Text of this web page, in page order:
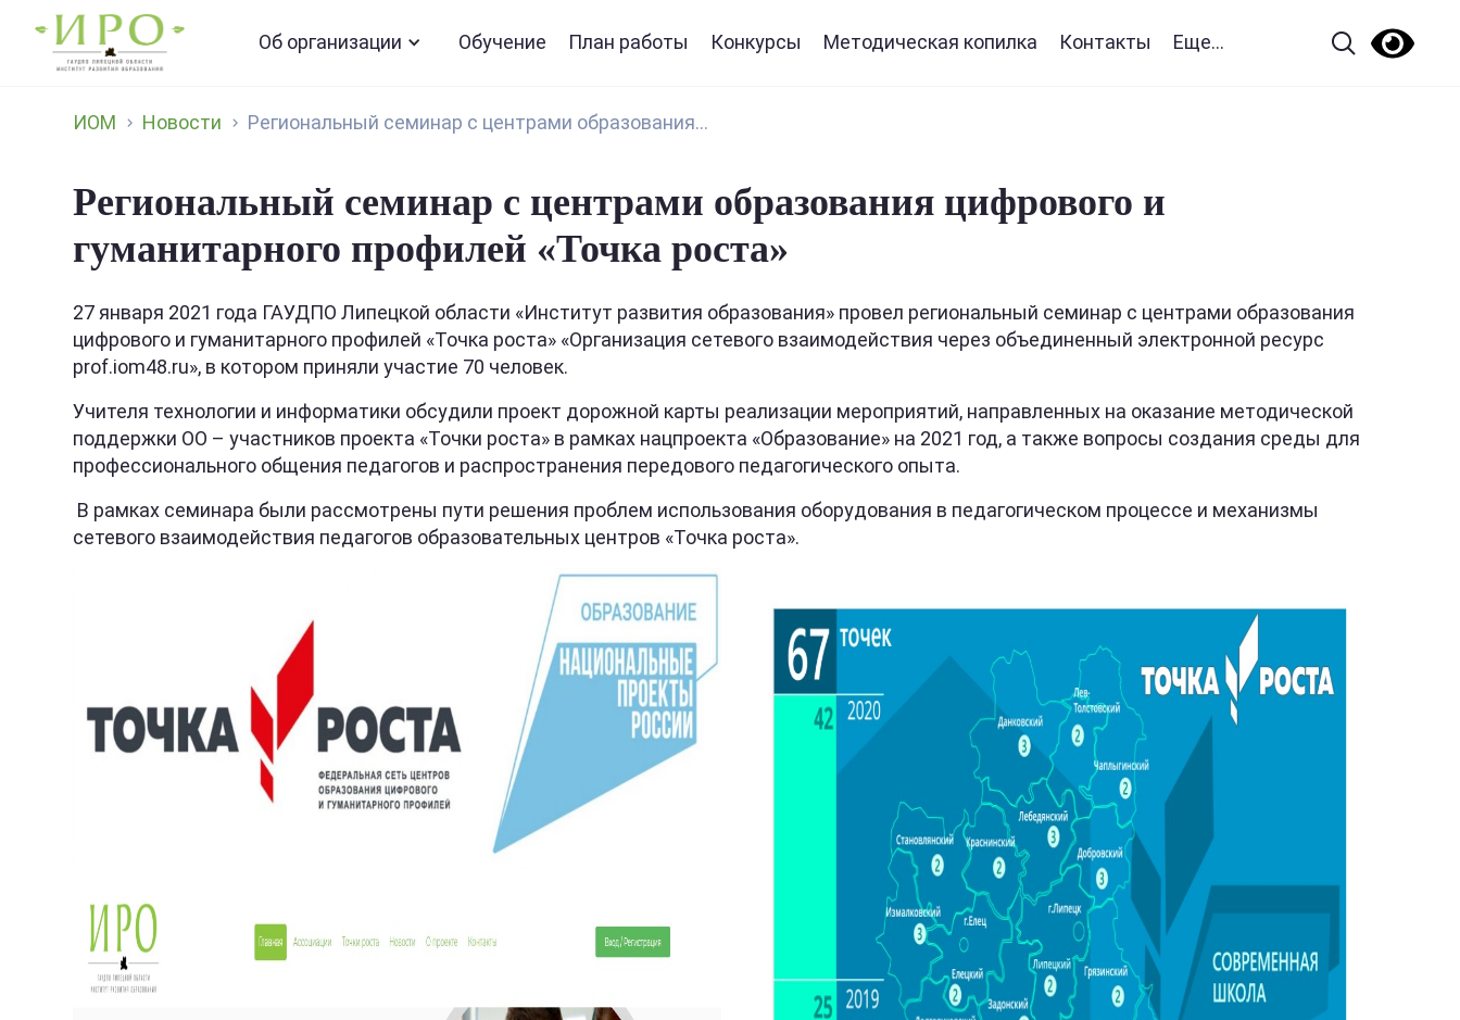
Об организации Обучение План работы Конкурсы Методическая копилка Контакты Еще...
ИОМ Новости Региональный семинар с центрами образования...
Региональный семинар с центрами образования цифрового и
гуманитарного профилей «Точка роста»
27 января 2021 года ГАУДПО Липецкой области «Институт развития образования» провел региональный семинар с центрами образования
цифрового и гуманитарного профилей «Точка роста» «Организация сетевого взаимодействия через объединенный электронной ресурс
prof.iom48.ru», в котором приняли участие 70 человек.
Учителя технологии и информатики обсудили проект дорожной карты реализации мероприятий, направленных на оказание методической
поддержки ОО – участников проекта «Точки роста» в рамках нацпроекта «Образование» на 2021 год, а также вопросы создания среды для
профессионального общения педагогов и распространения передового педагогического опыта.
В рамках семинара были рассмотрены пути решения проблем использования оборудования в педагогическом процессе и механизмы
сетевого взаимодействия педагогов образовательных центров «Точка роста».